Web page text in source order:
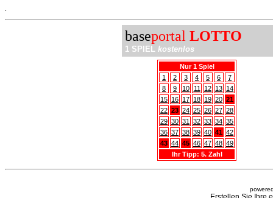
baseportal LOTTO
1 SPIEL kostenlos
Nur 1 Spiel
1
2 3 4 5 6
7
8
9 10 11 12 13 14
15 16 17 18 19 20 21
22 23 24 25 26 27 28
29 30 31 32 33 34 35
36 37 38 39 40 41 42
43 44 45 46 47 48 49
Ihr Tipp: 5. Zahl